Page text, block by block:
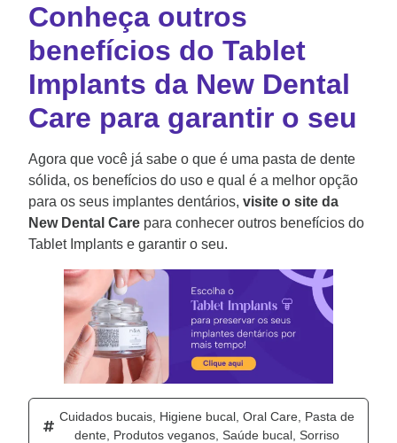
Conheça outros
benefícios do Tablet
Implants da New Dental
Care para garantir o seu
Agora que você já sabe o que é uma pasta de dente
sólida, os benefícios do uso e qual é a melhor opção
para os seus implantes dentários, visite o site da
New Dental Care para conhecer outros benefícios do
Tablet Implants e garantir o seu.
Cuidados bucais Higiene bucal Oral Care Pasta de
dente Produtos veganos Saúde bucal Sorriso